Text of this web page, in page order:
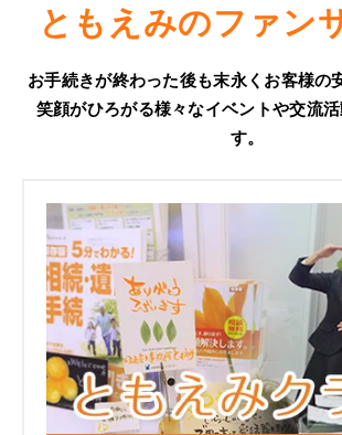
ともえみのファン
お手続きが終わった後も末永くお客様の
笑顔がひろがる様々なイベントや交流
す。